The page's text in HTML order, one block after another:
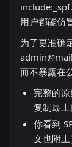
用户都能仿
为了更准确
而不暴露在
完整的
复制最上
你看到
文也附上